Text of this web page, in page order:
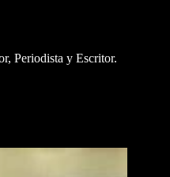
Periodista y Escritor.